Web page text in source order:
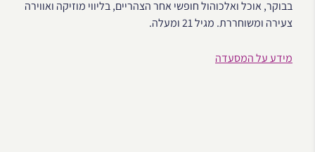
בבוקר, אוכל ואלכוהול חופשי אחר הצהריים, בליווי מוזיקה ואווירה
צעירה ומשוחררת. מגיל 21 ומעלה.
מידע על המסעדה